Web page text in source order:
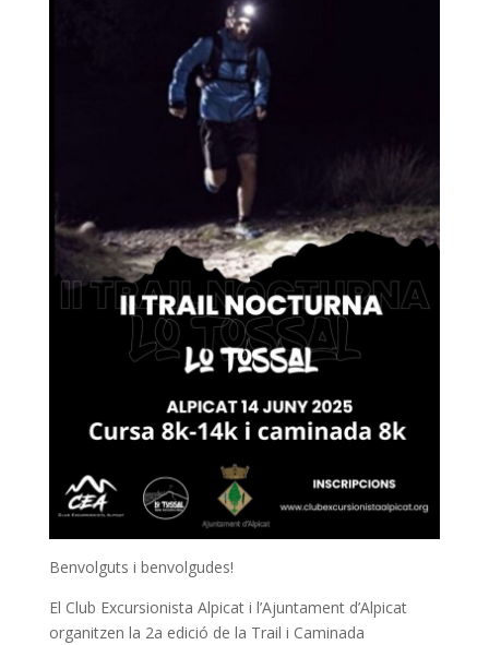
Benvolguts i benvolgudes!
El Club Excursionista Alpicat i l’Ajuntament d’Alpicat
organitzen la 2a edició de la Trail i Caminada